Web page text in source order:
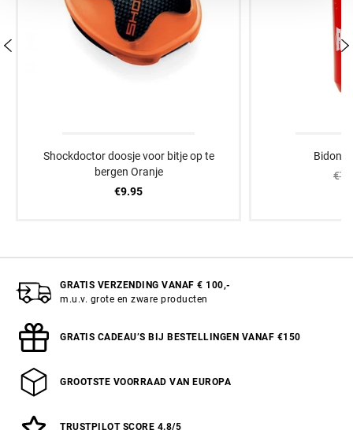
Shockdoctor doosje voor bitje op te
bergen Oranje
€9.95
Bidon
GRATIS VERZENDING VANAF € 100,-
m.u.v. grote en zware producten
GRATIS CADEAU’S BIJ BESTELLINGEN VANAF €150
GROOTSTE VOORRAAD VAN EUROPA
TRUSTPILOT SCORE 4.8/5